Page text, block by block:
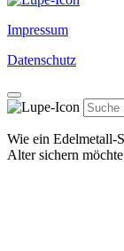
Impressum
Datenschutz
Wie ein Edelmetall-
Alter sichern